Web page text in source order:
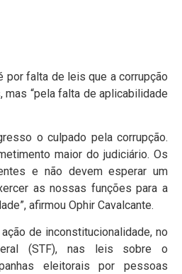
por falta de leis que a corrupção
mas “pela falta de aplicabilidade
o culpado pela corrupção.
maior do judiciário. Os
e não devem esperar um
as nossas funções para a
afirmou Ophir Cavalcante.
de inconstitucionalidade, no
(STF), nas leis sobre o
eleitorais por pessoas